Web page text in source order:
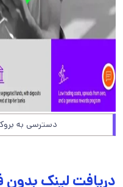
دسترسی به
دریافت لینک بدون